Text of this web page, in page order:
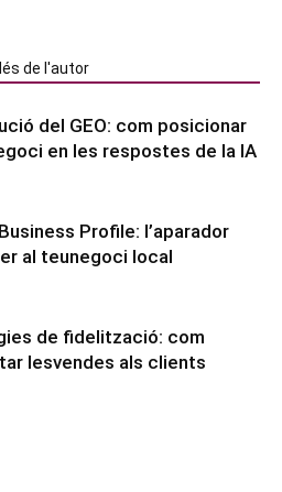
de l'autor
del GEO: com posicionar
en les respostes de la IA
Profile: l’aparador
al teunegoci local
de fidelització: com
lesvendes als clients